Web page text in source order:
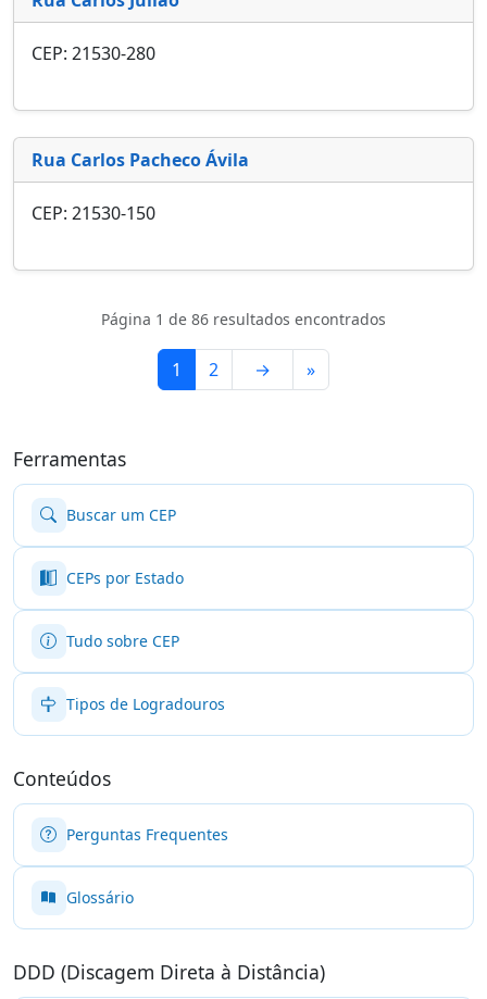
CEP: 21530-280
Rua Carlos Pacheco Ávila
CEP: 21530-150
Página 1 de 86 resultados encontrados
1 2 → »
Ferramentas
Buscar um CEP
CEPs por Estado
Tudo sobre CEP
Tipos de Logradouros
Conteúdos
Perguntas Frequentes
Glossário
DDD (Discagem Direta à Distância)